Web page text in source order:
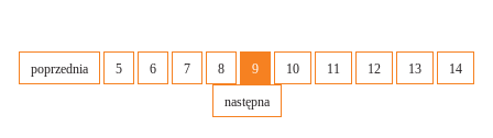
poprzednia 5 6 7 8 9 10 11 12 13 14
następna